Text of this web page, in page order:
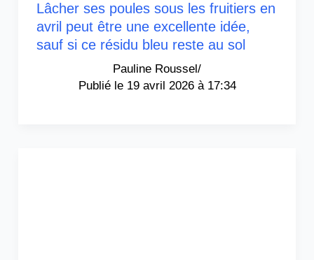
Lâcher ses poules sous les fruitiers en
avril peut être une excellente idée,
sauf si ce résidu bleu reste au sol
Pauline Roussel/
19 avril 2026 à 17:34